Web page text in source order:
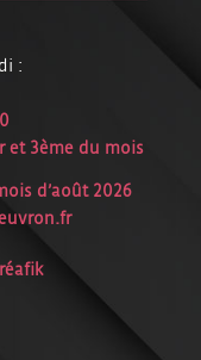
:
et 3ème du mois
d’août 2026